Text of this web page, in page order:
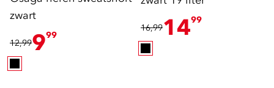
zwart
12,99999
16,991499